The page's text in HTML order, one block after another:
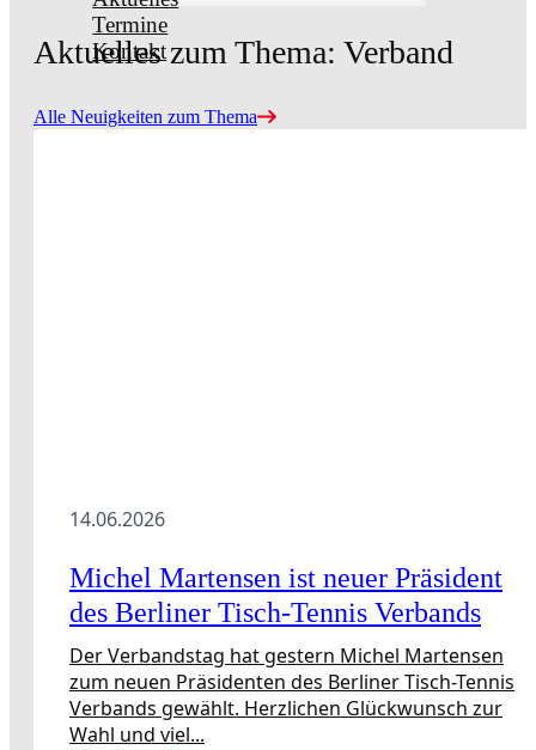
Termine
Kontakt
Aktuelles zum Thema: Verband
Alle Neuigkeiten zum Thema
14.06.2026
Michel Martensen ist neuer Präsident
des Berliner Tisch-Tennis Verbands
Der Verbandstag hat gestern Michel Martensen
zum neuen Präsidenten des Berliner Tisch-Tennis
Verbands gewählt. Herzlichen Glückwunsch zur
Wahl und viel...